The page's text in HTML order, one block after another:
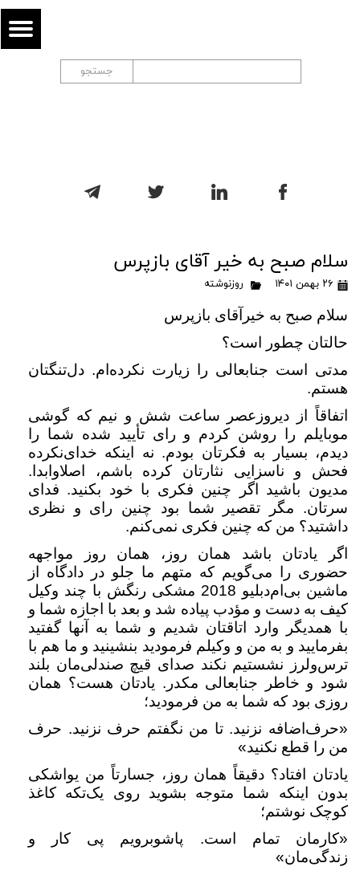
جستجو
سلام صبح به خیر آقای بازپرس
۲۶ بهمن ۱۴۰۱ روزنوشته
سلام صبح به خیرآقای بازپرس
حالتان چطور است؟
مدتی است جنابعالی را زیارت نکرده‌ام. دل‌تنگتان
هستم.
اتفاقاً از دیروزعصر ساعت شش و نیم که گوشی
موبایلم را روشن کردم و رای تأیید شده شما را
دیدم، بسیار به فکرتان بودم. نه اینکه خدای‌نکرده
فحش و ناسزایی نثارتان کرده باشم، اصلاوابدا.
مدیون باشید اگر چنین فکری با خود بکنید. فدای
سرتان. مگر تقصیر شما بود چنین رای و نظری
داشتید؟ من که چنین فکری نمی‌کنم.
اگر یادتان باشد همان روز، همان روز مواجهه
حضوری را می‌گویم که متهم ما جلو در دادگاه از
ماشین بی‌ام‌دبلیو 2018 مشکی رنگش با چند وکیل
کیف به دست و مؤدب پیاده شد و بعد با اجازه شما و
با همدیگر وارد اتاقتان شدیم و شما به آنها گفتید
بفرمایید و به من و وکیلم فرمودید بنشینید و ما هم با
ترس‌ولرز نشستیم نکند صدای قیچ صندلی‌مان بلند
شود و خاطر جنابعالی مکدر. یادتان هست؟ همان
روزی بود که شما به من فرمودید؛
«حرف‌اضافه نزنید. تا من نگفتم حرف نزنید. حرف
من را قطع نکنید»
یادتان افتاد؟ دقیقاً همان روز، جسارتاً من یواشکی
بدون اینکه شما متوجه بشوید روی یک‌تکه کاغذ
کوچک نوشتم؛
«کارمان تمام است. پاشوبرویم پی کار و
زندگی‌مان»